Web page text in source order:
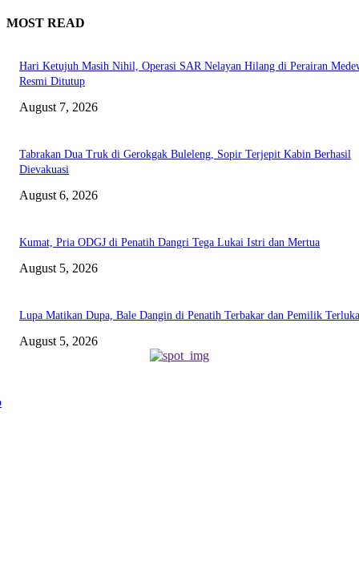
MOST READ
Hari Ketujuh Masih Nihil, Operasi SAR Nelayan Hilang di Perairan
Resmi Ditutup
August 7, 2026
Tabrakan Dua Truk di Gerokgak Buleleng, Sopir Terjepit Kabin Berhasil
Dievakuasi
August 6, 2026
Kumat, Pria ODGJ di Penatih Dangri Tega Lukai Istri dan Mertua
August 5, 2026
Lupa Matikan Dupa, Bale Dangin di Penatih Terbakar dan Pemilik Terluka
August 5, 2026